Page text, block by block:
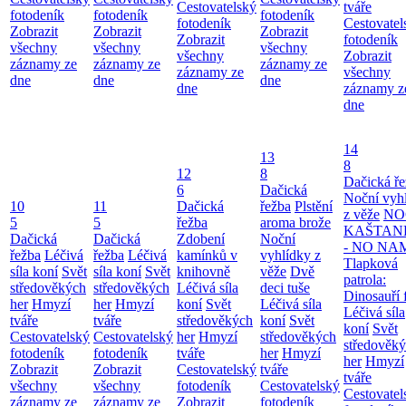
fotodeník
Zobrazit
všechny
záznamy ze
dne
fotodeník
Zobrazit
všechny
záznamy ze
dne
Cestovatelský
fotodeník
Zobrazit
všechny
záznamy ze
dne
fotodeník
Zobrazit
všechny
záznamy ze
dne
tváře
fotodeník
Zobrazit
všechny
záznamy
dne
10
5
Dačická
řežba Léčivá
síla koní Svět
středověkých
her Hmyzí
tváře
Cestovatelský
fotodeník
Zobrazit
všechny
záznamy ze
11
5
Dačická
řežba Léčivá
síla koní Svět
středověkých
her Hmyzí
tváře
Cestovatelský
fotodeník
Zobrazit
všechny
záznamy ze
12
6
Dačická
řežba
Zdobení
kamínků v
knihovně
Léčivá síla
koní Svět
středověkých
her Hmyzí
tváře
Cestovatelský
fotodeník
Zobrazit
13
8
Dačická
řežba Plstění
aroma brože
Noční
vyhlídky z
věže Dvě
deci tuše
Léčivá síla
koní Svět
středověkých
her Hmyzí
tváře
Cestovatelský
fotodeník
14
8
Dačická
Noční
z věže
- NO
Tlapková
patrola:
Dinosauří
Léčivá síla
koní Svět
her Hmyzí
tváře